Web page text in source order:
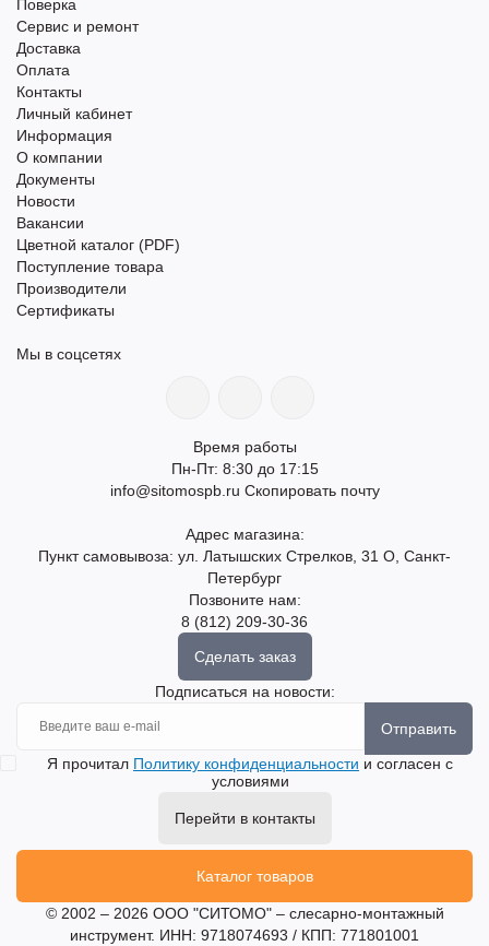
Поверка
Сервис и ремонт
Доставка
Оплата
Контакты
Личный кабинет
Информация
О компании
Документы
Новости
Вакансии
Цветной каталог (PDF)
Поступление товара
Производители
Сертификаты
Мы в соцсетях
Время работы
Пн-Пт: 8:30 до 17:15
info@sitomospb.ru Скопировать почту
Адрес магазина:
Пункт самовывоза: ул. Латышских Стрелков, 31 О, Санкт-
Петербург
Позвоните нам:
8 (812) 209-30-36
Сделать заказ
Подписаться на новости:
Отправить
Я прочитал Политику конфиденциальности и согласен с
условиями
Перейти в контакты
Каталог товаров
© 2002 – 2026 ООО "СИТОМО" – слесарно-монтажный
инструмент. ИНН: 9718074693 / КПП: 771801001